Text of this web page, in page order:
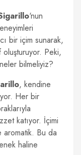
‘nun
bir içim sunarak,
oluşturuyor. Peki,
bilmeliyiz?
, kendine
Her bir
katıyor. İçimi
aromatik. Bu da
haline